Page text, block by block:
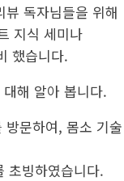
독자님들을 위해
지식 세미나
했습니다.
해 알아 봅니다.
방문하여, 몸소 기술
초빙하였습니다.